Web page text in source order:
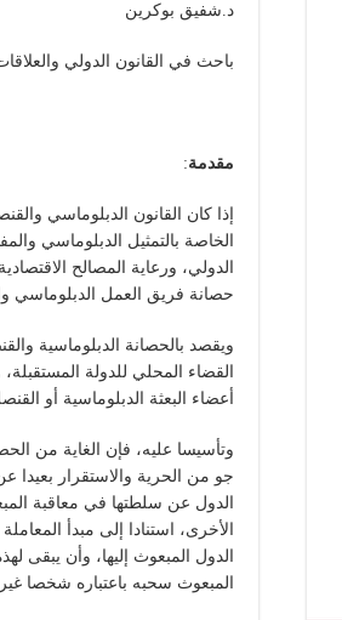
د.شفيق بوكرين
باحث في القانون الدولي
مقدمة:
إذا كان القانون الدبلوماسي
الخاصة بالتمثيل الدبلوماسي
الدولي، ورعاية المصالح
حصانة فريق العمل الدبلوماسي
ويقصد بالحصانة الدبلوماسية
القضاء المحلي للدولة
أعضاء البعثة الدبلوماسية أو
وتأسيسا عليه، فإن الغاية من
جو من الحرية والاستقرار بعيدا
الدول عن سلطتها في معاقبة
الأخرى، استنادا إلى مبدأ
الدول المبعوث إليها، وأن
المبعوث سحبه باعتباره شخصا